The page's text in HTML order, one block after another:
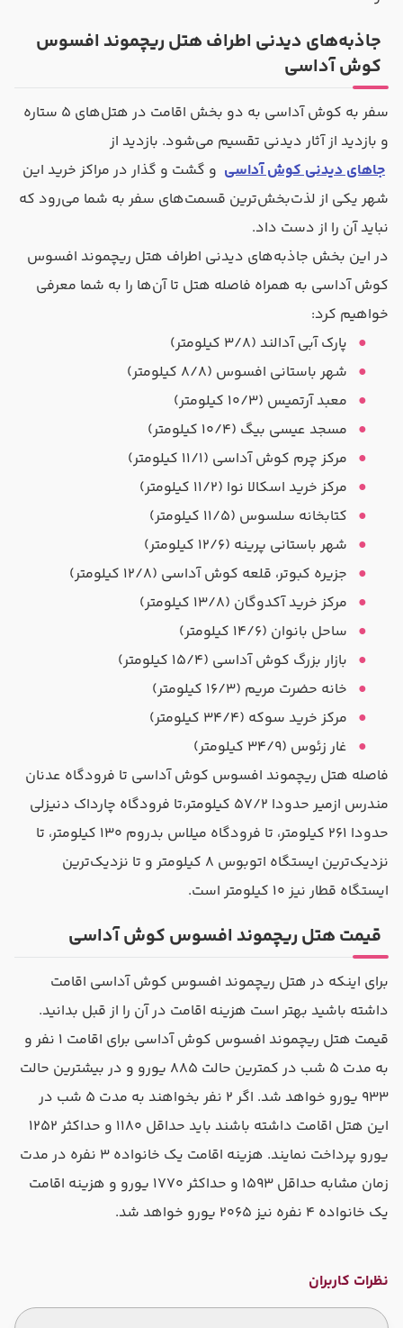
جاذبه‌های دیدنی اطراف هتل ریچموند افسوس
کوش آداسی
سفر به کوش آداسی به دو بخش اقامت در هتل‌های ۵ ستاره
و بازدید از آثار دیدنی تقسیم می‌شود. بازدید از
جاهای دیدنی کوش آداسی و گشت و گذار در مراکز خرید این
شهر یکی از لذت‌بخش‌ترین قسمت‌های سفر به شما می‌رود که
نباید آن را از دست داد.
در این بخش جاذبه‌های دیدنی اطراف هتل ریچموند افسوس
کوش آداسی به همراه فاصله هتل تا آن‌ها را به شما معرفی
خواهیم کرد:
پارک آبی آدالند (۳/۸ کیلومتر)
شهر باستانی افسوس (۸/۸ کیلومتر)
معبد آرتمیس (۱۰/۳ کیلومتر)
مسجد عیسی بیگ (۱۰/۴ کیلومتر)
مرکز چرم کوش آداسی (۱۱/۱ کیلومتر)
مرکز خرید اسکالا نوا (۱۱/۲ کیلومتر)
کتابخانه سلسوس (۱۱/۵ کیلومتر)
شهر باستانی پرینه (۱۲/۶ کیلومتر)
جزیره کبوتر، قلعه کوش آداسی (۱۲/۸ کیلومتر)
مرکز خرید آکدوگان (۱۳/۸ کیلومتر)
ساحل بانوان (۱۴/۶ کیلومتر)
بازار بزرگ کوش آداسی (۱۵/۴ کیلومتر)
خانه حضرت مریم (۱۶/۳ کیلومتر)
مرکز خرید سوکه (۳۴/۴ کیلومتر)
غار زئوس (۳۴/۹ کیلومتر)
فاصله هتل ریچموند افسوس کوش آداسی تا فرودگاه عدنان
مندرس ازمیر حدودا ۵۷/۲ کیلومتر،تا فرودگاه چارداک دنیزلی
حدودا ۲۶۱ کیلومتر، تا فرودگاه میلاس بدروم ۱۳۰ کیلومتر، تا
نزدیک‌ترین ایستگاه اتوبوس ۸ کیلومتر و تا نزدیک‌ترین
ایستگاه قطار نیز ۱۰ کیلومتر است.
قیمت هتل ریچموند افسوس کوش آداسی
برای اینکه در هتل ریچموند افسوس کوش آداسی اقامت
داشته باشید بهتر است هزینه اقامت در آن را از قبل بدانید.
قیمت هتل ریچموند افسوس کوش آداسی برای اقامت ۱ نفر و
به مدت ۵ شب در کمترین حالت ۸۸۵ یورو و در بیشترین حالت
۹۳۳ یورو خواهد شد. اگر ۲ نفر بخواهند به مدت ۵ شب در
این هتل اقامت داشته باشند باید حداقل ۱۱۸۰ و حداکثر ۱۲۵۲
یورو پرداخت نمایند. هزینه اقامت یک خانواده ۳ نفره در مدت
زمان مشابه حداقل ۱۵۹۳ و حداکثر ۱۷۷۰ یورو و هزینه اقامت
یک خانواده ۴ نفره نیز ۲۰۶۵ یورو خواهد شد.
نظرات کاربران